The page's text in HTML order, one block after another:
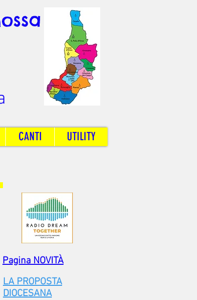
CANTI UTILITY
Pagina NOVITÀ
LA PROPOSTA
DIOCESANA